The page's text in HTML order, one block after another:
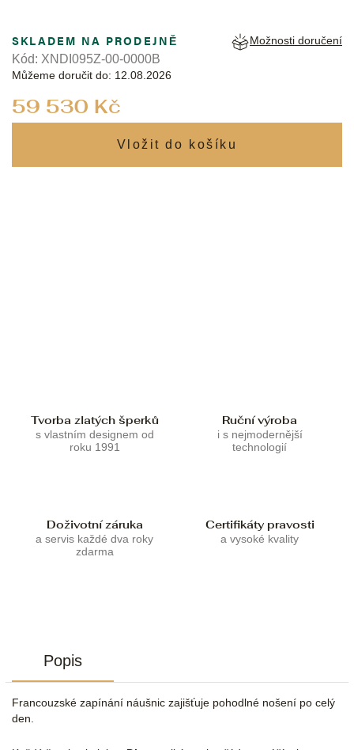
59 530 Kč
SKLADEM NA PRODEJNĚ
Můžeme doručit do: 12.08.2026
Možnosti doručení
Kód: XNDI095Z-00-0000B
Tvorba zlatých šperků
s vlastním designem od
roku 1991
Ruční výroba
i s nejmodernější
technologií
Doživotní záruka
a servis každé dva roky
zdarma
Certifikáty pravosti
a vysoké kvality
Popis
Francouzské zapínání náušnic zajišťuje pohodlné nošení po celý
den.